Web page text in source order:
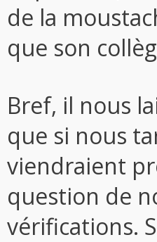
de la
que son
Bref, il nous
que si nous
viendraient
question de
vérifications.